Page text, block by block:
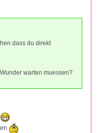
dass du direkt
warten muessen?